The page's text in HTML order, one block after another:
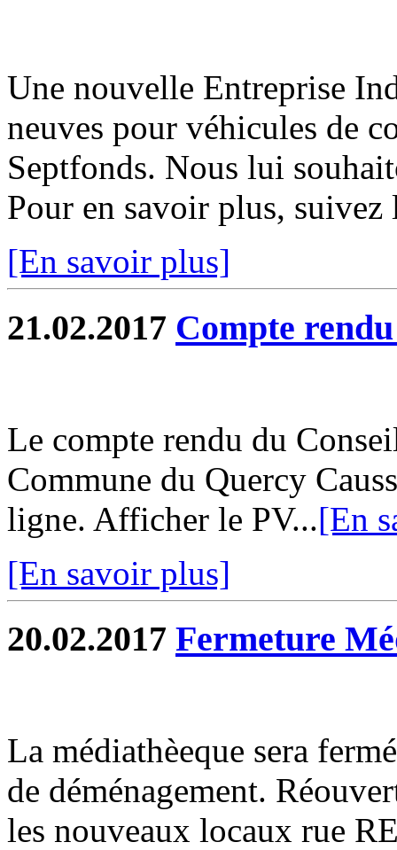
Une nouvelle Entreprise
neuves pour véhicules de
Septfonds. Nous lui
Pour en savoir plus, suivez
[En savoir plus]
21.02.2017 Compte
Le compte rendu du
Commune du Quercy
ligne. Afficher le PV...[En
[En savoir plus]
20.02.2017 Fermeture
La médiathèeque sera
de déménagement.
les nouveaux locaux rue